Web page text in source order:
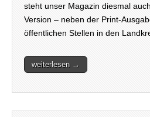
steht unser Magazin diesmal
Version – neben der Print-
öffentlichen Stellen in den
weiterlesen →